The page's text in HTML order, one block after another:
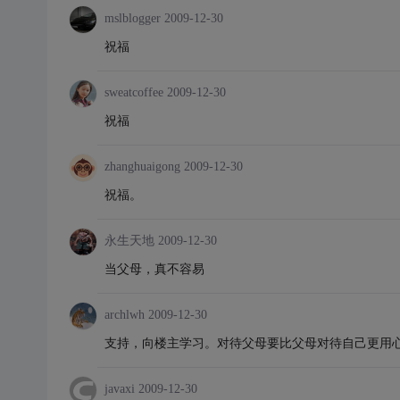
mslblogger 2009-12-30
祝福
sweatcoffee 2009-12-30
祝福
zhanghuaigong 2009-12-30
祝福。
永生天地 2009-12-30
当父母，真不容易
archlwh 2009-12-30
支持，向楼主学习。对待父母要比父母对待自己更用
javaxi 2009-12-30